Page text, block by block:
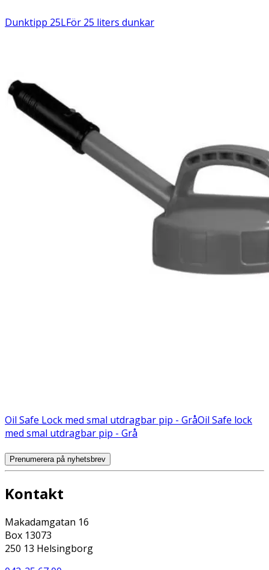
Dunktipp 25LFör 25 liters dunkar
Oil Safe Lock med smal utdragbar pip - GråOil Safe lock
med smal utdragbar pip - Grå
Prenumerera på nyhetsbrev
Kontakt
Makadamgatan 16
Box 13073
250 13 Helsingborg